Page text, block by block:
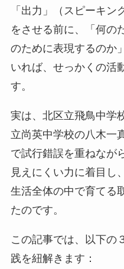
「出力」（スピーキン
をさせる前に、「何の
のために表現するのか
いれば、せっかくの活
す。
実は、北区立飛鳥中学
立尚英中学校の八木一
で試行錯誤を重ねなが
見えにくい力に着目し
生活全体の中で育てる
たのです。
この記事では、以下の
践を紐解きます：